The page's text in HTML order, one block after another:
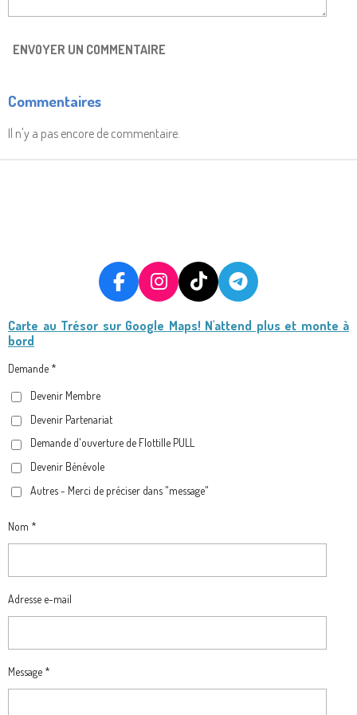
ENVOYER UN COMMENTAIRE
Commentaires
Il n'y a pas encore de commentaire.
F
C
I
S
M
T
K
T
L
Carte au Trésor sur Google Maps! N'attend plus et monte à
bord
Demande *
Devenir Membre
Devenir Partenariat
Demande d'ouverture de Flottille PULL
Devenir Bénévole
Autres - Merci de préciser dans "message"
Nom *
Adresse e-mail
Message *